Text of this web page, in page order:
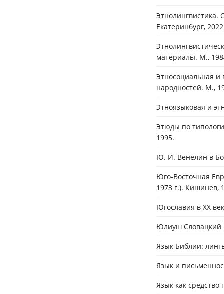
Екатеринбург,
материалы. М.,
Этносоциальная и
народностей. М.,
Этноязыковая и
Этюды по
1995.
Ю. И. Венелин в
Юго-Восточная
1973 г.). Кишинев,
Югославия в XX
Юлиуш Словацкий
Язык Библии:
Язык и
Язык как